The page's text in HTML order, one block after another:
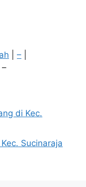
–
–
di Kec.
Sucinaraja